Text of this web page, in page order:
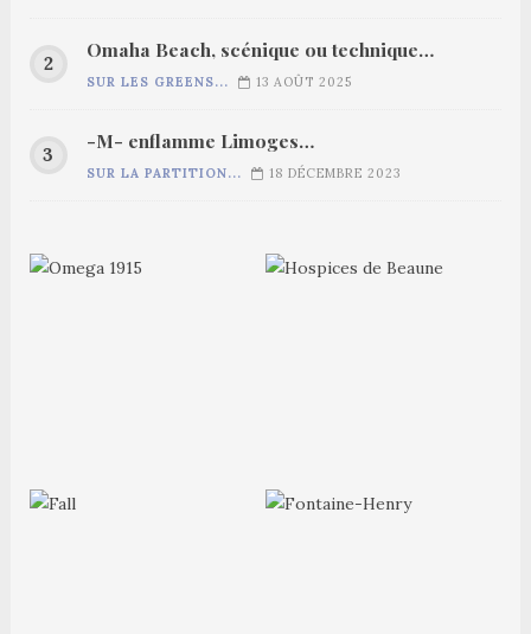
Omaha Beach, scénique ou technique…
SUR LES GREENS... 13 AOÛT 2025
-M- enflamme Limoges…
SUR LA PARTITION... 18 DÉCEMBRE 2023